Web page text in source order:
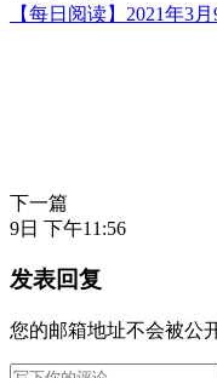
【每日阅读】2021年3
下一篇
9日 下午11:56
发表回复
您的邮箱地址不会被公开